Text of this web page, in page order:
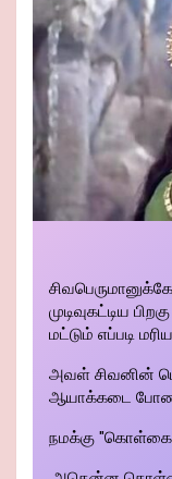
முடிவுகட்டிய
மட்டும் எப்படி
அவள் சிவனின்
ஆயாக்கடை
நமக்கு